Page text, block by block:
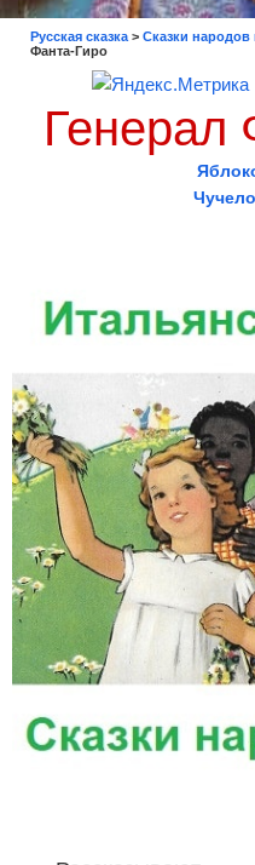
Русская сказка > Сказки народов
Фанта-Гиро
Генерал